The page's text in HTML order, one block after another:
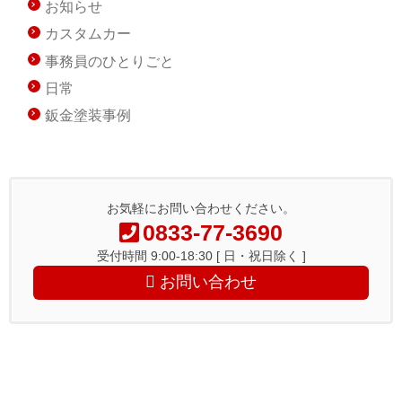
お知らせ
カスタムカー
事務員のひとりごと
日常
鈑金塗装事例
お気軽にお問い合わせください。
0833-77-3690
受付時間 9:00-18:30 [ 日・祝日除く ]
お問い合わせ